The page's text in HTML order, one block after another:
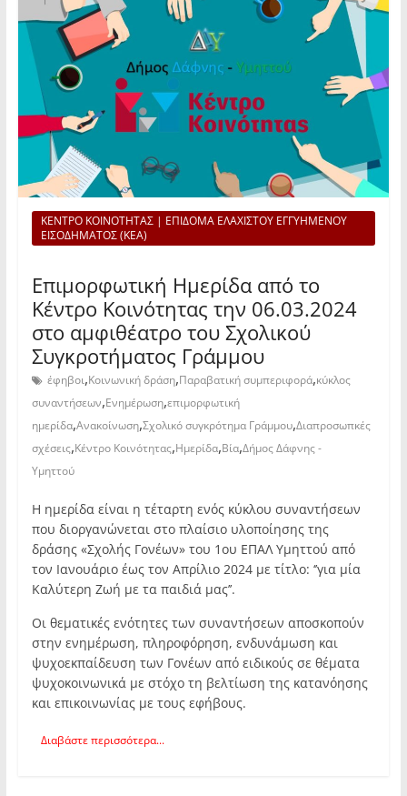
ΚΕΝΤΡΟ ΚΟΙΝΟΤΗΤΑΣ | ΕΠΙΔΟΜΑ ΕΛΑΧΙΣΤΟΥ ΕΓΓΥΗΜΕΝΟΥ
ΕΙΣΟΔΗΜΑΤΟΣ (ΚΕΑ)
Επιμορφωτική Ημερίδα από το
Κέντρο Κοινότητας την 06.03.2024
στο αμφιθέατρο του Σχολικού
Συγκροτήματος Γράμμου
έφηβοι,Κοινωνική δράση,Παραβατική συμπεριφορά,κύκλος
συναντήσεων,Ενημέρωση,επιμορφωτική
ημερίδα,Ανακοίνωση,Σχολικό συγκρότημα Γράμμου,Διαπροσωπκές
σχέσεις,Κέντρο Κοινότητας,Ημερίδα,Βία,Δήμος Δάφνης -
Υμηττού
Η ημερίδα είναι η τέταρτη ενός κύκλου συναντήσεων
που διοργανώνεται στο πλαίσιο υλοποίησης της
δράσης «Σχολής Γονέων» του 1ου ΕΠΑΛ Υμηττού από
τον Ιανουάριο έως τον Απρίλιο 2024 με τίτλο: ‘’για μία
Καλύτερη Ζωή με τα παιδιά μας’’.
Οι θεματικές ενότητες των συναντήσεων αποσκοπούν
στην ενημέρωση, πληροφόρηση, ενδυνάμωση και
ψυχοεκπαίδευση των Γονέων από ειδικούς σε θέματα
ψυχοκοινωνικά με στόχο τη βελτίωση της κατανόησης
και επικοινωνίας με τους εφήβους.
Διαβάστε περισσότερα...